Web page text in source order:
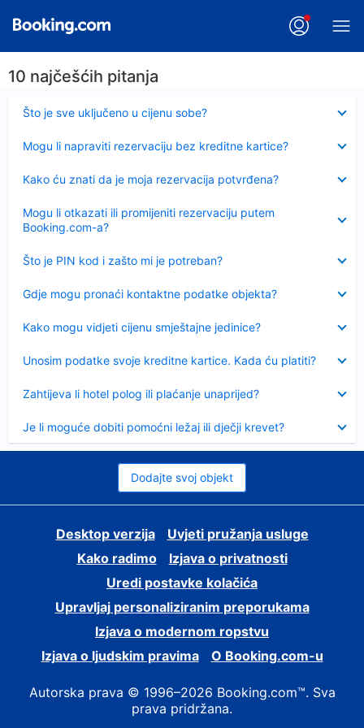
10 najčešćih pitanja
Što je sve uključeno u cijenu sobe?
Sažeto
Mogu li napraviti rezervaciju bez kreditne kartice?
Kako ću znati da je moja rezervacija potvrđena?
Mogu li otkazati ili promijeniti rezervaciju putem
Booking.com-a?
Što je PIN kod i zašto mi je potreban?
Sažeto
Gdje mogu pronaći kontaktne podatke objekta?
Kako mogu vidjeti cijenu smještajne jedinice?
Unosim podatke svoje kreditne kartice. Kada ću platiti?
Zahtijeva li hotel polog ili plaćanje unaprijed?
Je li moguće dobiti pomoćni ležaj ili dječji krevet?
Dodajte svoj objekt
Desktop verzija
Uvjeti pružanja usluge
Kako radimo
Izjava o privatnosti
Uredi postavke kolačića
Upravljaj personaliziranim preporukama
Izjava o modernom ropstvu
Izjava o ljudskim pravima
O Booking.com-u
Autorska prava © 1996–2026 Booking.com™. Sva
prava pridržana.